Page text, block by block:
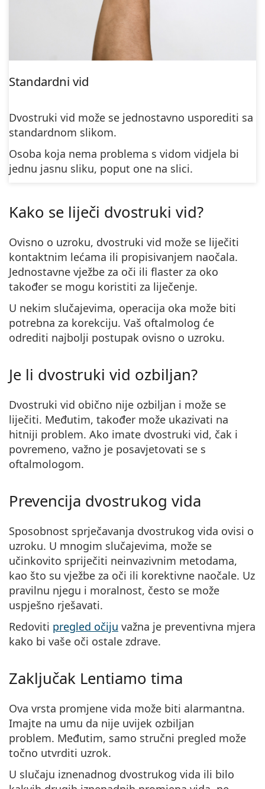
Standardni vid
Dvostruki vid može se jednostavno usporediti sa
standardnom slikom.
Osoba koja nema problema s vidom vidjela bi
jednu jasnu sliku, poput one na slici.
Kako se liječi dvostruki vid?
Ovisno o uzroku, dvostruki vid može se liječiti
kontaktnim lećama ili propisivanjem naočala.
Jednostavne vježbe za oči ili flaster za oko
također se mogu koristiti za liječenje.
U nekim slučajevima, operacija oka može biti
potrebna za korekciju. Vaš oftalmolog će
odrediti najbolji postupak ovisno o uzroku.
Je li dvostruki vid ozbiljan?
Dvostruki vid obično nije ozbiljan i može se
liječiti. Međutim, također može ukazivati na
hitniji problem. Ako imate dvostruki vid, čak i
povremeno, važno je posavjetovati se s
oftalmologom.
Prevencija dvostrukog vida
Sposobnost sprječavanja dvostrukog vida ovisi o
uzroku. U mnogim slučajevima, može se
učinkovito spriječiti neinvazivnim metodama,
kao što su vježbe za oči ili korektivne naočale. Uz
pravilnu njegu i moralnost, često se može
uspješno rješavati.
Redoviti pregled očiju važna je preventivna mjera
kako bi vaše oči ostale zdrave.
Zaključak Lentiamo tima
Ova vrsta promjene vida može biti alarmantna.
Imajte na umu da nije uvijek ozbiljan
problem. Međutim, samo stručni pregled može
točno utvrditi uzrok.
U slučaju iznenadnog dvostrukog vida ili bilo